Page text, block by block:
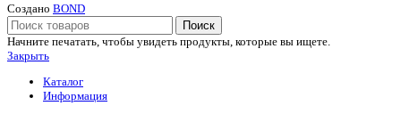
Создано BOND
Поиск
Начните печатать, чтобы увидеть продукты, которые вы ищете.
Закрыть
Каталог
Информация